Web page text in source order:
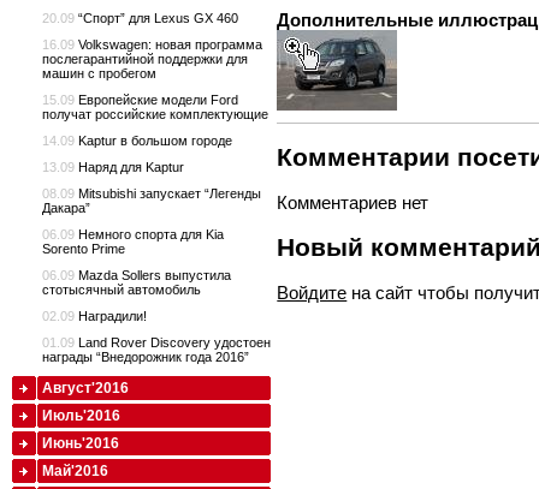
Дополнительные
Комментарии
Комментариев нет
Новый
Войдите на сайт чтобы
20.09 “Спорт” для Lexus GX 460
16.09 Volkswagen: новая программа
послегарантийной поддержки для
машин с пробегом
15.09 Европейские модели Ford
получат российские комплектующие
14.09 Kaptur в большом городе
13.09 Наряд для Kaptur
08.09 Mitsubishi запускает “Легенды
Дакара”
06.09 Немного спорта для Kia
Sorento Prime
06.09 Mazda Sollers выпустила
стотысячный автомобиль
02.09 Наградили!
01.09 Land Rover Discovery удостоен
награды “Внедорожник года 2016”
Август'2016
Июль'2016
Июнь'2016
Май'2016